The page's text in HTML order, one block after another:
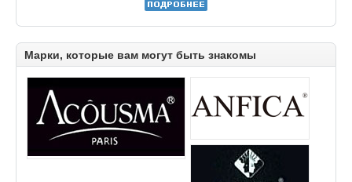
Марки, которые вам могут быть знакомы